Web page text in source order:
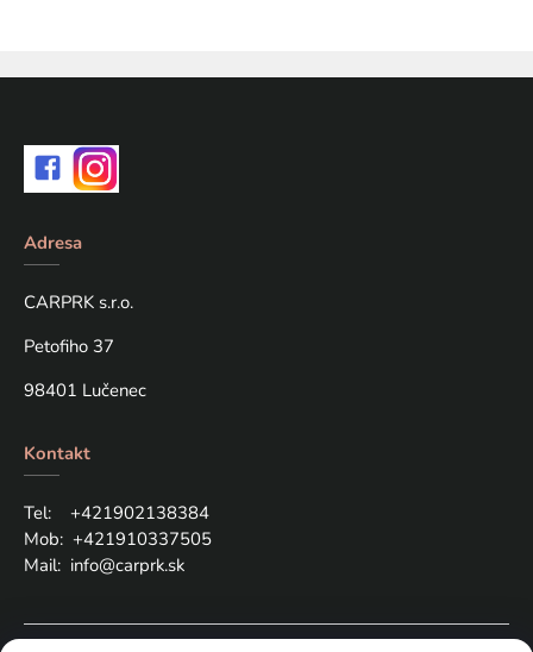
Adresa
CARPRK s.r.o.
Petofiho 37
98401 Lučenec
Kontakt
Tel: +421902138384
Mob: +421910337505
Mail: info@carprk.sk